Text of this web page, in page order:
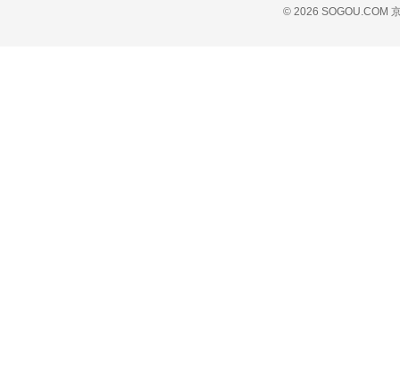
© 2026 SOGOU.COM